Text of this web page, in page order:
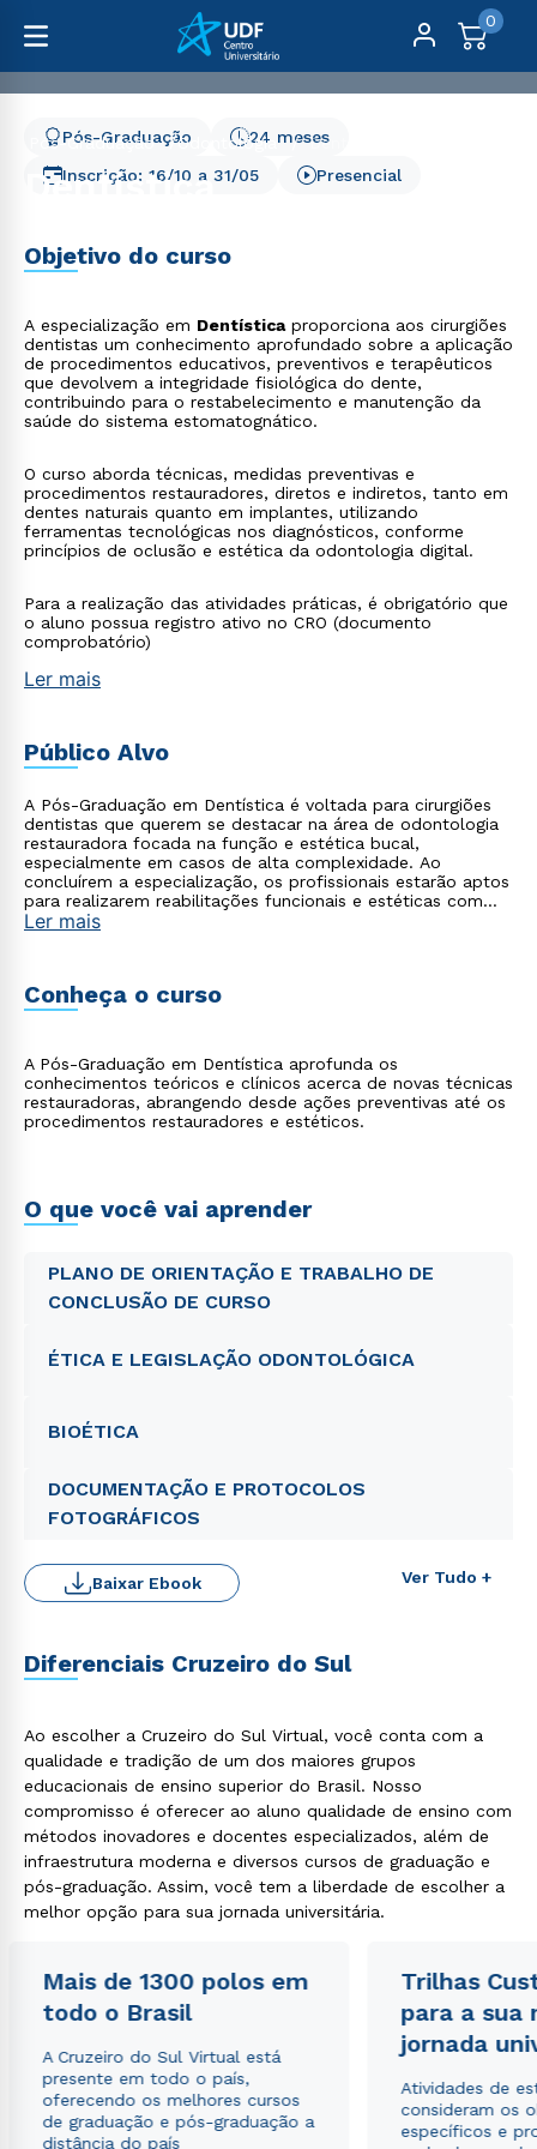
0
Pós-Graduação Odontologia Dentística
Dentística
24 meses
Pós-Graduação
Presencial
Inscrição: 16/10 a 31/05
Objetivo do curso
A especialização em Dentísticaproporciona aos cirurgiões
dentistas um conhecimento aprofundado sobre a aplicação
de procedimentos educativos, preventivos e terapêuticos
que devolvem a integridade fisiológica do dente,
contribuindo para o restabelecimento e manutenção da
saúde do sistema estomatognático.
O curso aborda técnicas, medidas preventivas e
procedimentos restauradores, diretos e indiretos, tanto em
dentes naturais quanto em implantes, utilizando
ferramentas tecnológicas nos diagnósticos, conforme
princípios de oclusão e estética da odontologia digital.
Para a realização das atividades práticas, é obrigatório que
o aluno possua registro ativo no CRO (documento
comprobatório)
Ler mais
Público Alvo
A Pós-Graduação em Dentística é voltada para cirurgiões
dentistas que querem se destacar na área de odontologia
restauradora focada na função e estética bucal,
especialmente em casos de alta complexidade. Ao
concluírem a especialização, os profissionais estarão aptos
para realizarem reabilitações funcionais e estéticas com
excelência, aplicando os conhecimentos adquiridos por
Ler mais
Conheça o curso
A Pós-Graduação em Dentística aprofunda os
conhecimentos teóricos e clínicos acerca de novas técnicas
restauradoras, abrangendo desde ações preventivas até os
procedimentos restauradores e estéticos.
O que você vai aprender
PLANO DE ORIENTAÇÃO E TRABALHO DE
CONCLUSÃO DE CURSO
ÉTICA E LEGISLAÇÃO ODONTOLÓGICA
BIOÉTICA
DOCUMENTAÇÃO E PROTOCOLOS
FOTOGRÁFICOS
Ver Tudo +
Baixar Ebook
Diferenciais Cruzeiro do Sul
Ao escolher a Cruzeiro do Sul Virtual, você conta com a
qualidade e tradição de um dos maiores grupos
educacionais de ensino superior do Brasil. Nosso
compromisso é oferecer ao aluno qualidade de ensino com
métodos inovadores e docentes especializados, além de
infraestrutura moderna e diversos cursos de graduação e
pós-graduação. Assim, você tem a liberdade de escolher a
melhor opção para sua jornada universitária.
Mais de 1300 polos em
todo o Brasil
A Cruzeiro do Sul Virtual está
presente em todo o país,
oferecendo os melhores cursos
de graduação e pós-graduação a
distância do país
Trilhas
para a sua
jornada
Atividades de
consideram os
específicos e